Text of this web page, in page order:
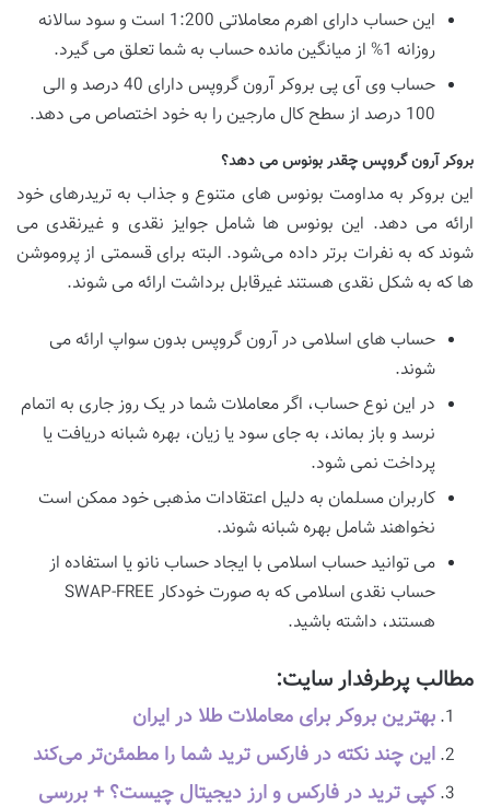
این حساب دارای اهرم معاملاتی 1:200 است و سود سالانه
روزانه 1% از میانگین مانده حساب به شما تعلق می‌ گیرد.
حساب وی آی پی بروکر آرون گروپس دارای 40 درصد و الی
100 درصد از سطح کال مارجین را به خود اختصاص می دهد.
بروکر آرون گروپس چقدر بونوس می دهد؟
این بروکر به مداومت بونوس ‌های متنوع و جذاب به تریدرهای خود
ارائه می ‌دهد. این بونوس‌ ها شامل جوایز نقدی و غیرنقدی می
‌شوند که به نفرات برتر داده می‌شود. البته برای قسمتی از پروموشن‌
ها که به شکل نقدی هستند غیرقابل برداشت ارائه می ‌شوند.
حساب ‌های اسلامی در آرون گروپس بدون سواپ ارائه می‌
شوند.
در این نوع حساب، اگر معاملات شما در یک روز جاری به اتمام
نرسد و باز بماند، به جای سود یا زیان، بهره ‌شبانه دریافت یا
پرداخت نمی‌ شود.
کاربران مسلمان به دلیل اعتقادات مذهبی خود ممکن است
نخواهند شامل بهره ‌شبانه شوند.
می ‌توانید حساب اسلامی با ایجاد حساب نانو یا استفاده از
حساب نقدی اسلامی که به صورت خودکار SWAP-FREE
هستند، داشته باشید.
مطالب پرطرفدار سایت:
بهترین بروکر برای معاملات طلا در ایران
این چند نکته در فارکس ترید شما را مطمئن‌تر می‌کند
کپی ترید در فارکس و ارز دیجیتال چیست؟ + بررسی